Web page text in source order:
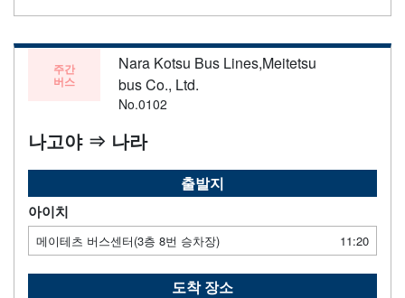
주간
버스
Nara Kotsu Bus Lines,Meitetsu
bus Co., Ltd.
No.0102
나고야 ⇒ 나라
출발지
아이치
메이테츠 버스센터(3층 8번 승차장) 11:20
도착 장소